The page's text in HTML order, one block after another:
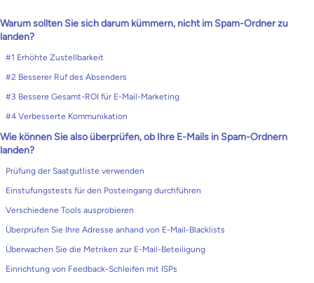
Warum sollten Sie sich darum kümmern, nicht im Spam-Ordner zu
landen?
#1 Erhöhte Zustellbarkeit
#2 Besserer Ruf des Absenders
#3 Bessere Gesamt-ROI für E-Mail-Marketing
#4 Verbesserte Kommunikation
Wie können Sie also überprüfen, ob Ihre E-Mails in Spam-Ordnern
landen?
Prüfung der Saatgutliste verwenden
Einstufungstests für den Posteingang durchführen
Verschiedene Tools ausprobieren
Überprüfen Sie Ihre Adresse anhand von E-Mail-Blacklists
Überwachen Sie die Metriken zur E-Mail-Beteiligung
Einrichtung von Feedback-Schleifen mit ISPs